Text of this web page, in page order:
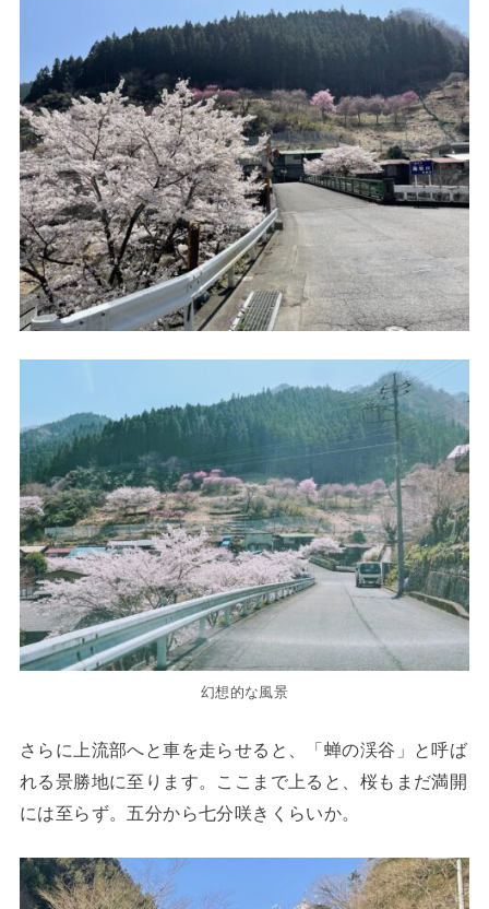
幻想的な風景
さらに上流部へと車を走らせると、「蝉の渓谷」と呼ば
れる景勝地に至ります。ここまで上ると、桜もまだ満開
には至らず。五分から七分咲きくらいか。